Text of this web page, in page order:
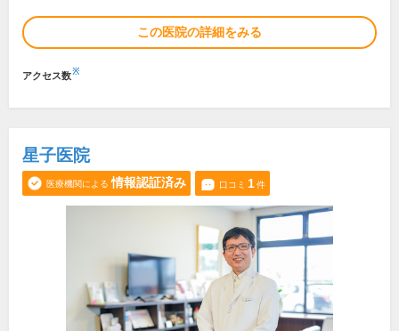
この医院の詳細をみる
アクセス数※
星子医院
医療機関による 情報認証済み 口コミ 1件